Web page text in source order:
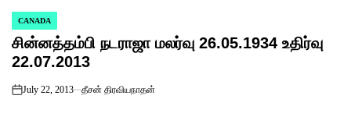
POSTED
IN
CANADA
சின்னத்தம்பி நடராஜா மலர்வு 26.05.1934 உதிர்வு
22.07.2013
on
July 22, 2013 தீசன் திரவியநாதன்